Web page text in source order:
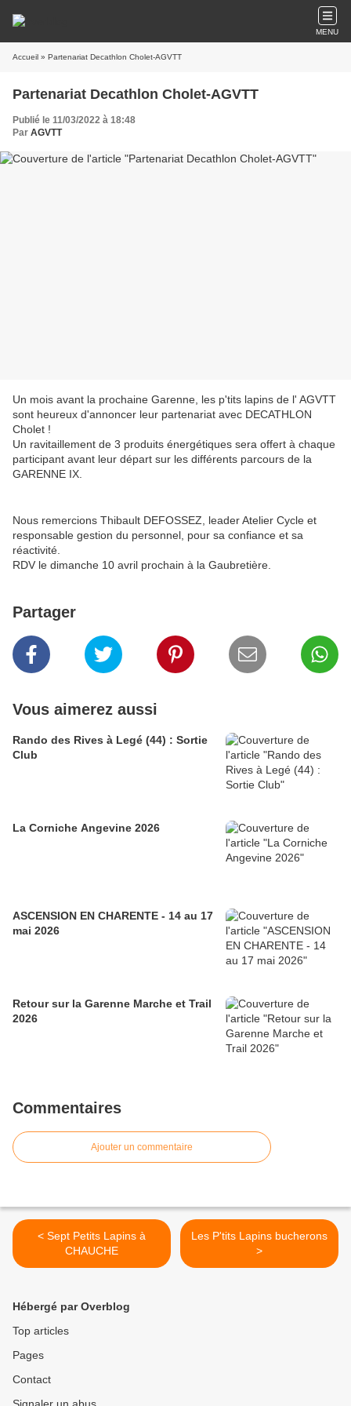
MENU
Accueil » Partenariat Decathlon Cholet-AGVTT
Partenariat Decathlon Cholet-AGVTT
Publié le 11/03/2022 à 18:48
Par AGVTT
Un mois avant la prochaine Garenne, les p'tits lapins de l' AGVTT
sont heureux d'annoncer leur partenariat avec DECATHLON
Cholet !
Un ravitaillement de 3 produits énergétiques sera offert à chaque
participant avant leur départ sur les différents parcours de la
GARENNE IX.
Nous remercions Thibault DEFOSSEZ, leader Atelier Cycle et
responsable gestion du personnel, pour sa confiance et sa
réactivité.
RDV le dimanche 10 avril prochain à la Gaubretière.
Partager
Vous aimerez aussi
Rando des Rives à Legé (44) : Sortie
Club
La Corniche Angevine 2026
ASCENSION EN CHARENTE - 14 au 17
mai 2026
Retour sur la Garenne Marche et Trail
2026
Commentaires
Ajouter un commentaire
< Sept Petits Lapins à
CHAUCHE
Les P'tits Lapins bucherons
>
Hébergé par Overblog
Top articles
Pages
Contact